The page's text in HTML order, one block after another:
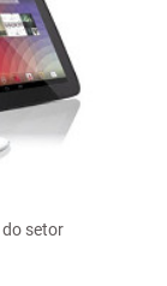
setor